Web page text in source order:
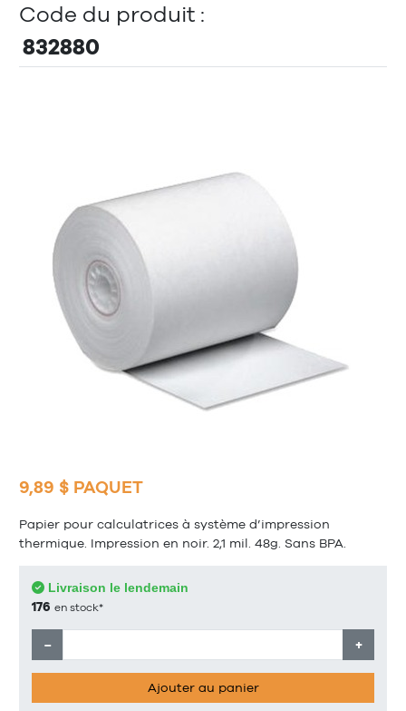
Code du produit :
832880
9,89 $ PAQUET
Papier pour calculatrices à système d’impression
thermique. Impression en noir. 2,1 mil. 48g. Sans BPA.
Livraison le lendemain
176 en stock*
− +
Ajouter au panier